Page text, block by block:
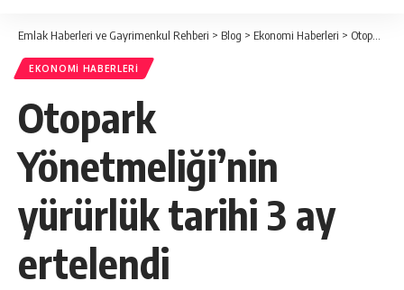
Emlak Haberleri ve Gayrimenkul Rehberi > Blog > Ekonomi Haberleri > Otopark Yönetmeliği’nin yürürlük tarihi 3 ay ertelendi
EKONOMI HABERLERI
Otopark
Yönetmeliği’nin
yürürlük tarihi 3 ay
ertelendi